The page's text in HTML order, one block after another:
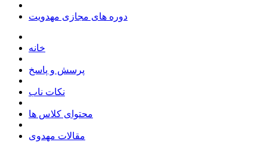
دوره های مجازی مهدویت
خانه
پرسش و پاسخ
نکات ناب
محتوای کلاس ها
مقالات مهدوی